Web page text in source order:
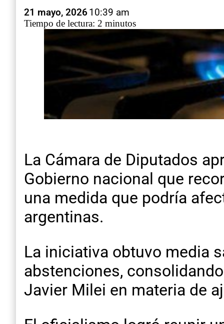
21 mayo, 202610:39 am
Tiempo de lectura: 2 minutos
La Cámara de Diputados
Gobierno nacional que
una medida que podría
argentinas.
La iniciativa obtuvo media
abstenciones,
Javier Milei en materia de